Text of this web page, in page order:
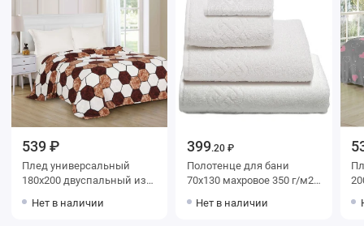
539 ₽
Плед универсальный
180х200 двуспальный из
Орионтекс
Нет в наличии
399.20 ₽
Полотенце для бани
70х130 махровое 350 г/м2
мануфактура
Нет в наличии
Плед